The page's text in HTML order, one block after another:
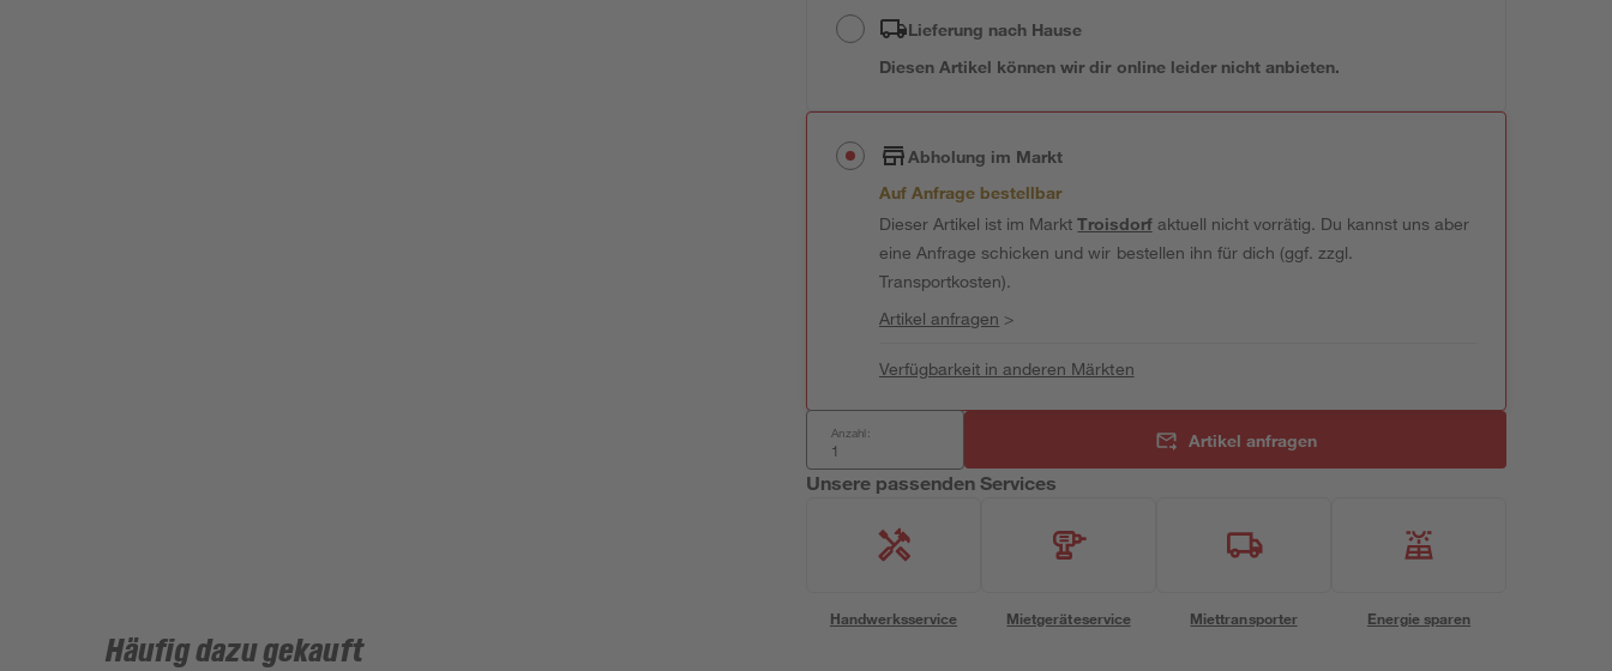
Lieferung nach Hause
Diesen Artikel können wir dir online leider nicht anbieten.
Abholung im Markt
Auf Anfrage bestellbar
Dieser Artikel ist im MarktTroisdorfaktuell nicht vorrätig. Du kannst uns aber
eine Anfrage schicken und wir bestellen ihn für dich (ggf. zzgl.
Transportkosten).
Artikel anfragen >
Verfügbarkeit in anderen Märkten
Anzahl: Artikel anfragen
Unsere passenden Services
Handwerksservice Mietgeräteservice Miettransporter Energie sparen
Häufig dazu gekauft